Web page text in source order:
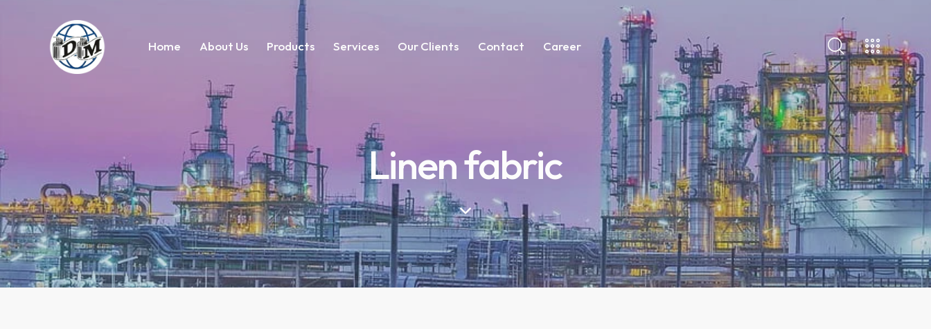
Home About Us Products Services Our Clients Contact Career
Linen fabric